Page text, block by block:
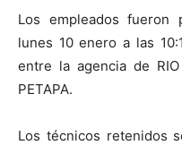
Los empleados
lunes 10 enero a las
entre la agencia de RIO
PETAPA.
Los técnicos retenidos